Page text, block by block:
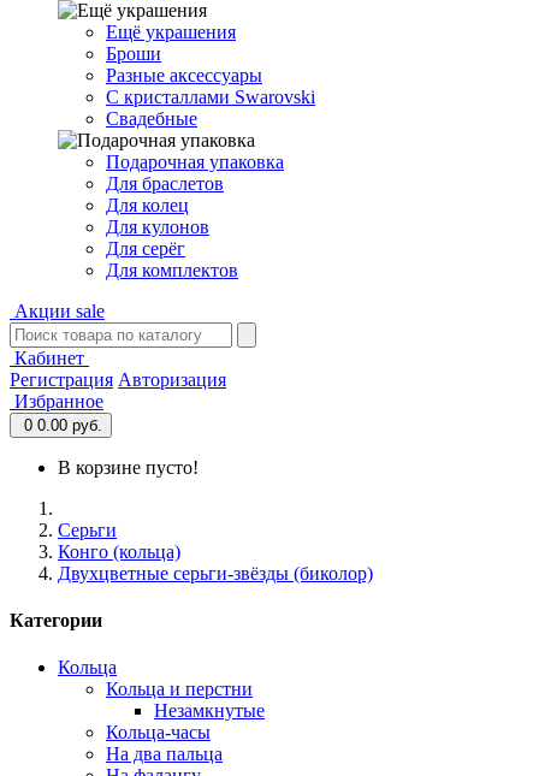
Ещё украшения
Броши
Разные аксессуары
С кристаллами Swarovski
Свадебные
Подарочная упаковка
Для браслетов
Для колец
Для кулонов
Для серёг
Для комплектов
Акции sale
Кабинет
Регистрация Авторизация
Избранное
0 0.00 руб.
В корзине пусто!
Серьги
Конго (кольца)
Двухцветные серьги-звёзды (биколор)
Категории
Кольца
Кольца и перстни
Незамкнутые
Кольца-часы
На два пальца